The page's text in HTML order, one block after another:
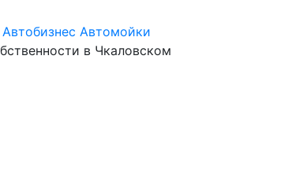
Автобизнес Автомойки